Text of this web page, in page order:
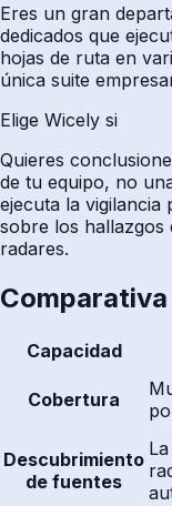
Eres un gran
dedicados que
hojas de ruta en
única suite
Elige Wicely si
Quieres
de tu equipo, no
ejecuta la vigilancia
sobre los
radares.
Capacidad
Cobertura
Descubrimiento
de fuentes